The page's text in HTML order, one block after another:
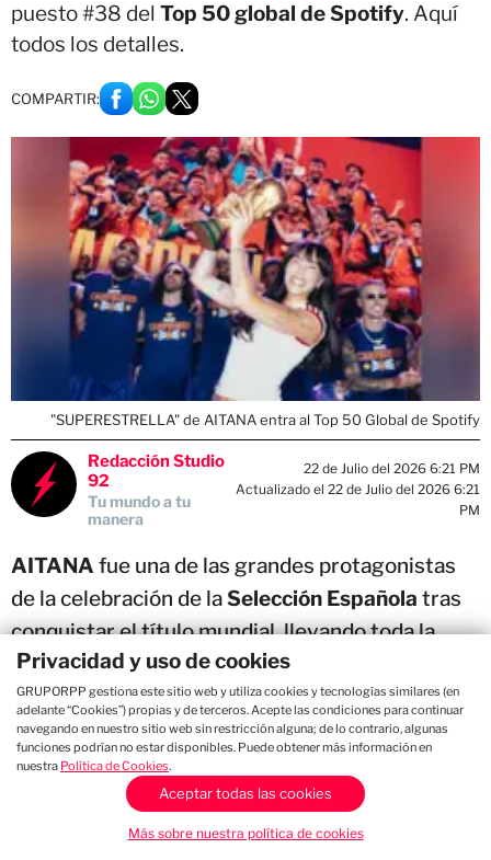
puesto #38 del Top 50 global de Spotify. Aquí
todos los detalles.
COMPARTIR:
"SUPERESTRELLA" de AITANA entra al Top 50 Global de Spotify
Redacción Studio
92
Tu mundo a tu
manera
22 de Julio del 2026 6:21 PM
Actualizado el 22 de Julio del 2026 6:21
PM
AITANA fue una de las grandes protagonistas
de la celebración de laSelección Española tras
conquistar el título mundial, llevando toda la
energía con "SUPERESTRELLA"
se convirtió en el himno no oficial del equipo
durante el torneo. Partido tras partido, cada vez
que sonaba el tema era sinónimo de victoria,
convirtiéndose en la banda sonora de una
campaña inolvidable.
Privacidad y uso de cookies
GRUPORPP gestiona este sitio web y utiliza cookies y tecnologías similares (en
adelante “Cookies”) propias y de terceros. Acepte las condiciones para continuar
navegando en nuestro sitio web sin restricción alguna; de lo contrario, algunas
funciones podrían no estar disponibles. Puede obtener más información en
nuestra Política de Cookies.
Aceptar todas las cookies
Más sobre nuestra política de cookies